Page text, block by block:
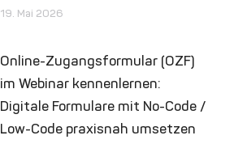
19. Mai 2026
Online-Zugangsformular (OZF)
im Webinar kennenlernen:
Digitale Formulare mit No-Code /
Low-Code praxisnah umsetzen